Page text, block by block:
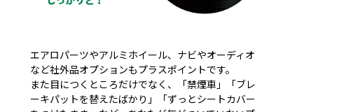
エアロパーツやアルミホイール、ナビやオーディオ
など社外品オプションもプラスポイントです。
また目につくところだけでなく、「禁煙車」「ブレ
ーキパットを替えたばかり」「ずっとシートカバー